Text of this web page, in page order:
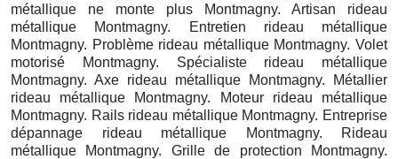
métallique ne monte plus Montmagny. Artisan rideau
métallique Montmagny. Entretien rideau métallique
Montmagny. Problème rideau métallique Montmagny. Volet
motorisé Montmagny. Spécialiste rideau métallique
Montmagny. Axe rideau métallique Montmagny. Métallier
rideau métallique Montmagny. Moteur rideau métallique
Montmagny. Rails rideau métallique Montmagny. Entreprise
dépannage rideau métallique Montmagny. Rideau
métallique Montmagny. Grille de protection Montmagny.